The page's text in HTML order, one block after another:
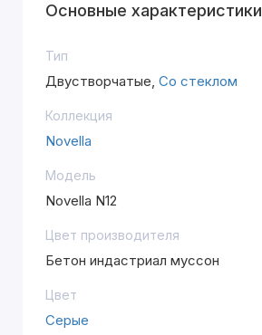
Основные характеристики
Тип
Двустворчатые, Со стеклом
Коллекция
Novella
Модель
Novella N12
Цвет производителя
Бетон индастриал муссон
Цвет
Серые